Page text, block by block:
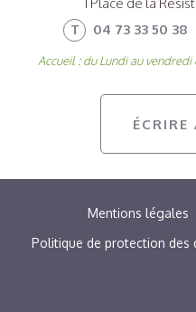
ÉCRIRE
T
04 73 33 50 38
Accueil : du Lundi au vendredi
MENU
PIED
Mentions légales
Politique de protection des